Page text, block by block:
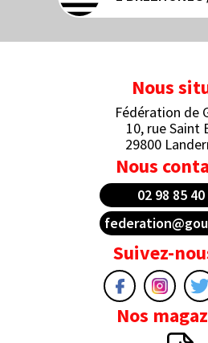
Nous
Fédération de
10, rue Saint
29800
Nous
02 98 85 40
Suivez-
Nos